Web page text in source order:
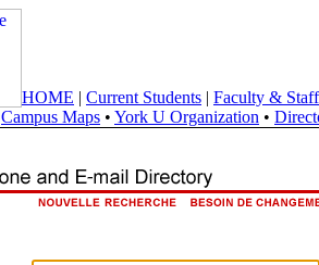
HOME | Current Students | Faculty & Staff
Campus Maps • York U Organization •